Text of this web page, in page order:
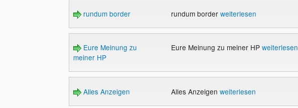
rundum border rundum border weiterlesen
Eure Meinung zu
meiner HP
Eure Meinung zu meiner HP weiterlesen
Alles Anzeigen Alles Anzeigen weiterlesen